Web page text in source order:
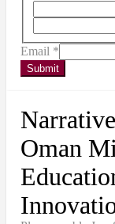
Email *
Submit
Oman